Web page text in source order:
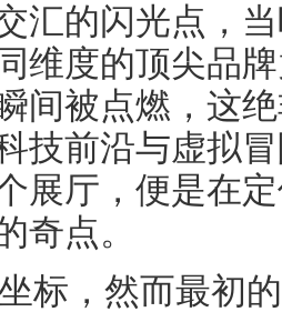
汇的闪光点，
维度的顶尖品
间被点燃，这
技前沿与虚拟
展厅，便是在
奇点。
标，然而最初